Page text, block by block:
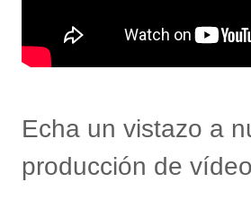
Echa un vistazo a
producción de